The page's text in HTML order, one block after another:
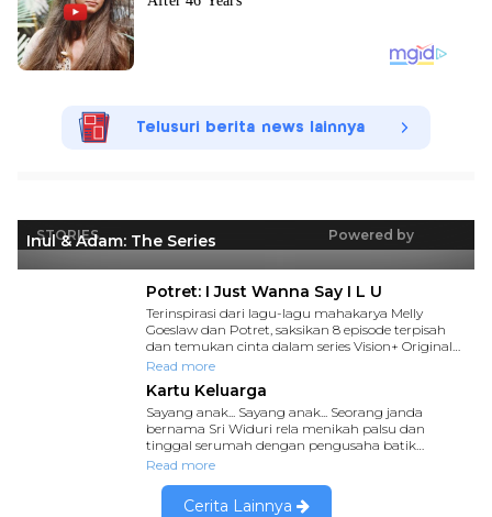
Telusuri berita news lainnya